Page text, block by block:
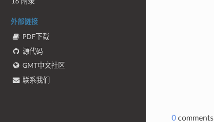
外部链接
PDF下载
源代码
GMT中文社区
联系我们
0comments